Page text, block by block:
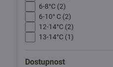
6-8°C (2)
6-10° C (2)
12-14°C (2)
13-14°C (1)
Dostupnost